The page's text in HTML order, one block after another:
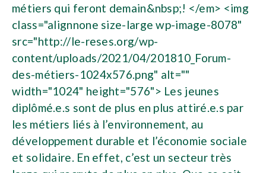
métiers qui feront demain&nbsp;! </em> <img
class="alignnone size-large wp-image-8078"
src="http://le-reses.org/wp-
content/uploads/2021/04/201810_Forum-
des-métiers-1024x576.png" alt=""
width="1024" height="576"> Les jeunes
diplômé.e.s sont de plus en plus attiré.e.s par
les métiers liés à l’environnement, au
développement durable et l’économie sociale
et solidaire. En effet, c’est un secteur très